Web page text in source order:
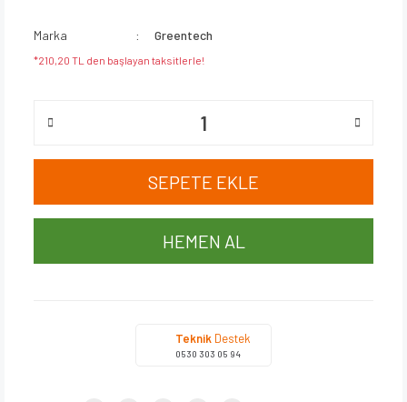
Marka Greentech
*210,20 TL den başlayan taksitlerle!
SEPETE EKLE
HEMEN AL
Teknik Destek
0530 303 05 94